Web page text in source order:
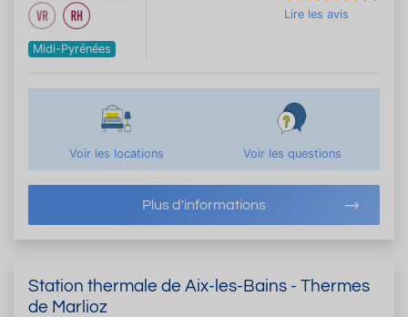
Midi-Pyrénées
Lire les avis
Voir les locations Voir les questions
Plus d'informations
Station thermale de Aix-les-Bains - Thermes
de Marlioz